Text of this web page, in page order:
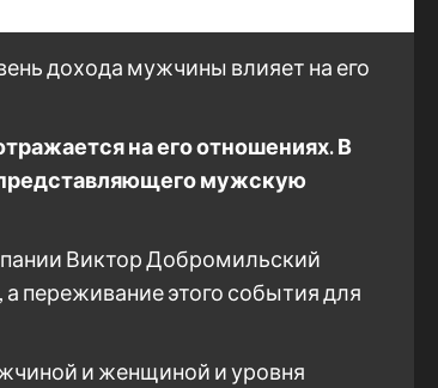
дохода мужчины влияет на его
на его отношениях. В
мужскую
Виктор Добромильский
переживание этого события для
и женщиной и уровня